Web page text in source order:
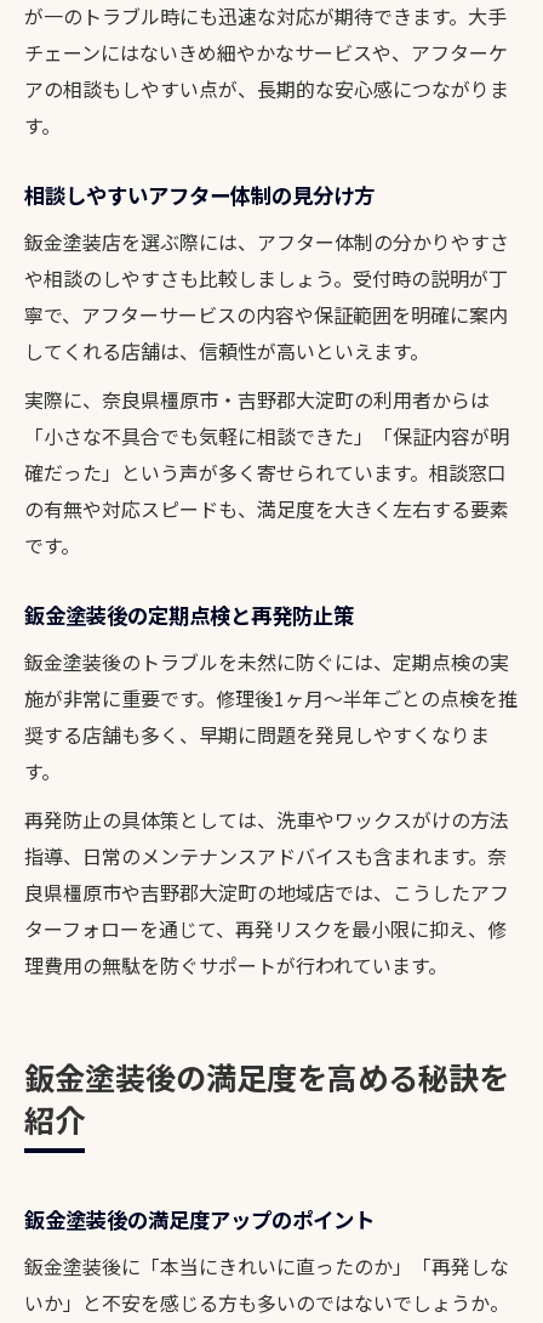
が一のトラブル時にも迅速な対応が期待できます。大手
チェーンにはないきめ細やかなサービスや、アフターケ
アの相談もしやすい点が、長期的な安心感につながりま
す。
相談しやすいアフター体制の見分け方
鈑金塗装店を選ぶ際には、アフター体制の分かりやすさ
や相談のしやすさも比較しましょう。受付時の説明が丁
寧で、アフターサービスの内容や保証範囲を明確に案内
してくれる店舗は、信頼性が高いといえます。
実際に、奈良県橿原市・吉野郡大淀町の利用者からは
「小さな不具合でも気軽に相談できた」「保証内容が明
確だった」という声が多く寄せられています。相談窓口
の有無や対応スピードも、満足度を大きく左右する要素
です。
鈑金塗装後の定期点検と再発防止策
鈑金塗装後のトラブルを未然に防ぐには、定期点検の実
施が非常に重要です。修理後1ヶ月～半年ごとの点検を推
奨する店舗も多く、早期に問題を発見しやすくなりま
す。
再発防止の具体策としては、洗車やワックスがけの方法
指導、日常のメンテナンスアドバイスも含まれます。奈
良県橿原市や吉野郡大淀町の地域店では、こうしたアフ
ターフォローを通じて、再発リスクを最小限に抑え、修
理費用の無駄を防ぐサポートが行われています。
鈑金塗装後の満足度を高める秘訣を
紹介
鈑金塗装後の満足度アップのポイント
鈑金塗装後に「本当にきれいに直ったのか」「再発しな
いか」と不安を感じる方も多いのではないでしょうか。